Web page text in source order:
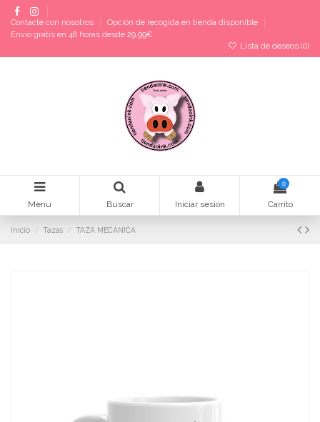
Contacte con nosotros
Opción de recogida en tienda disponible
Envío gratis en 48 horas desde 29,99€
Lista de deseos (0)
Menu Buscar Iniciar sesión
0
Carrito
Inicio Tazas TAZA MECÁNICA